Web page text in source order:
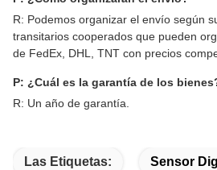
R: Podemos organizar el envío según
transitarios cooperados que pueden
de FedEx, DHL, TNT con precios
P: ¿Cuál es la garantía de los
R: Un año de garantía.
Las Etiquetas: Sensor